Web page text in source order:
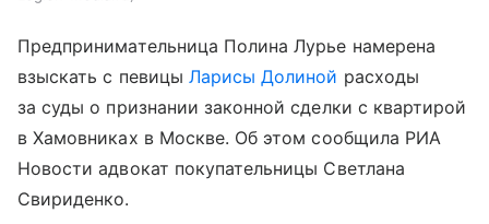
Предпринимательница Полина Лурье намерена
взыскать с певицы Ларисы Долиной расходы
за суды о признании законной сделки с квартирой
в Хамовниках в Москве. Об этом сообщила РИА
Новости адвокат покупательницы Светлана
Свириденко.